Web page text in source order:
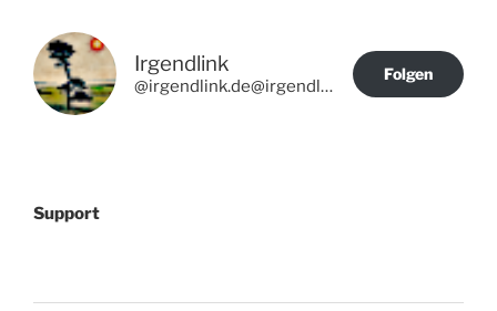
Irgendlink
@irgendlink.de@irgendlink.de
Folgen
Support